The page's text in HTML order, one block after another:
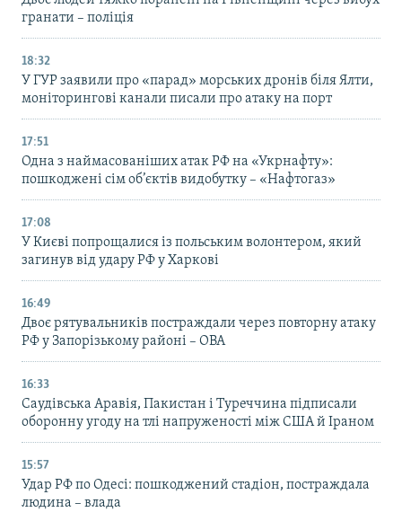
гранати – поліція
18:32
У ГУР заявили про «парад» морських дронів біля Ялти,
моніторингові канали писали про атаку на порт
17:51
Одна з наймасованіших атак РФ на «Укрнафту»:
пошкоджені сім об’єктів видобутку – «Нафтогаз»
17:08
У Києві попрощалися із польським волонтером, який
загинув від удару РФ у Харкові
16:49
Двоє рятувальників постраждали через повторну атаку
РФ у Запорізькому районі – ОВА
16:33
Саудівська Аравія, Пакистан і Туреччина підписали
оборонну угоду на тлі напруженості між США й Іраном
15:57
Удар РФ по Одесі: пошкоджений стадіон, постраждала
людина – влада